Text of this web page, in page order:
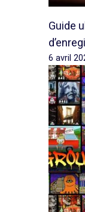
Guide
6 avril